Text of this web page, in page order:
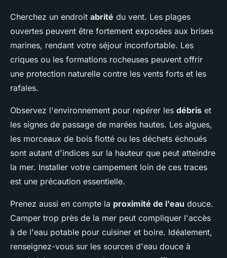
Cherchez un endroit abrité du vent. Les plages
ouvertes peuvent être fortement exposées aux brises
marines, rendant votre séjour inconfortable. Les
criques ou les formations rocheuses peuvent offrir
une protection naturelle contre les vents forts et les
rafales.
Observez l'environnement pour repérer les débris et
les signes de passage de marées hautes. Les algues,
les morceaux de bois flotté ou les déchets échoués
sont autant d'indices sur la hauteur que peut atteindre
la mer. Installer votre campement loin de ces traces
est une précaution essentielle.
Prenez aussi en compte la proximité de l'eau douce.
Camper trop près de la mer peut compliquer l'accès
à de l'eau potable pour cuisiner et boire. Idéalement,
renseignez-vous sur les sources d'eau douce à